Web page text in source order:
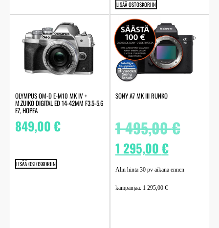
LISÄÄ OSTOSKORIIN
OLYMPUS OM-D E-M10 MK IV +
M.ZUIKO DIGITAL ED 14-42MM F3.5-5.6
EZ, HOPEA
849,00€
LISÄÄ OSTOSKORIIN
SONY A7 MK III RUNKO
1 495,00€
1 295,00€
Alin hinta 30 pv aikana ennen
kampanjaa: 1 295,00 €